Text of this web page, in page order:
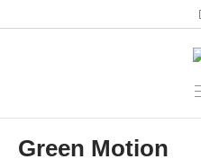
Green Motion